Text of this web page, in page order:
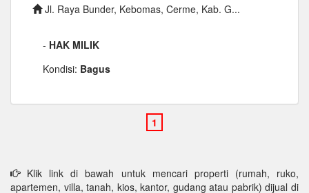
Jl. Raya Bunder, Kebomas, Cerme, Kab. G...
- HAK MILIK
Kondisi: Bagus
Klik link di bawah untuk mencari properti (rumah, ruko,
apartemen, villa, tanah, kios, kantor, gudang atau pabrik) dijual di